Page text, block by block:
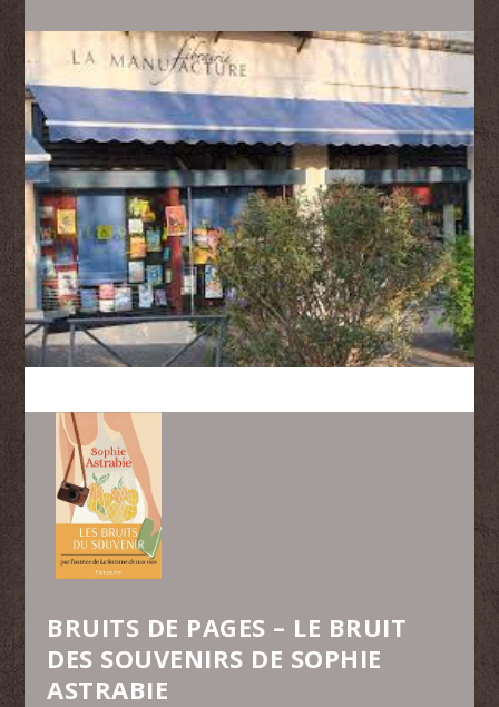
BRUITS DE PAGES – LE BRUIT
DES SOUVENIRS DE SOPHIE
ASTRABIE